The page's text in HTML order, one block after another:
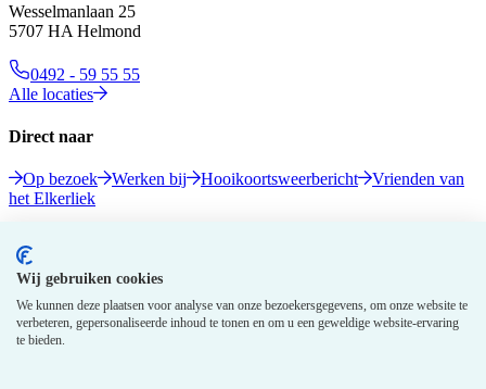
Wij gebruiken cookies
We kunnen deze plaatsen voor analyse van onze bezoekersgegevens, om onze website te
verbeteren, gepersonaliseerde inhoud te tonen en om u een geweldige website-ervaring
te bieden.
Wesselmanlaan 25
5707 HA Helmond
0492 - 59 55 55
Alle locaties
Direct naar
Op bezoek Werken bij Hooikoortsweerbericht
Vrienden van
het Elkerliek
Volg ons